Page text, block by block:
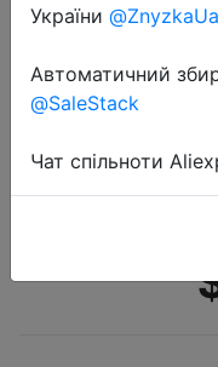
2022-07-30
для ПК,
для пения,
студии,
України @ZnyzkaUa
Автоматичний
@SaleStack
Чат спільноти